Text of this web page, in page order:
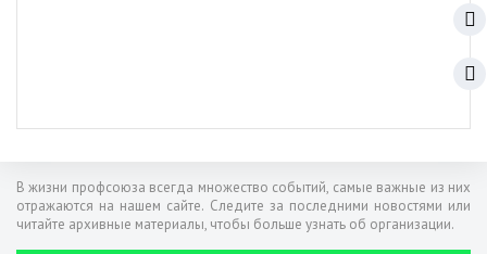
В жизни профсоюза всегда множество событий, самые важные из них
отражаются на нашем сайте. Следите за последними новостями или
читайте архивные материалы, чтобы больше узнать об организации.